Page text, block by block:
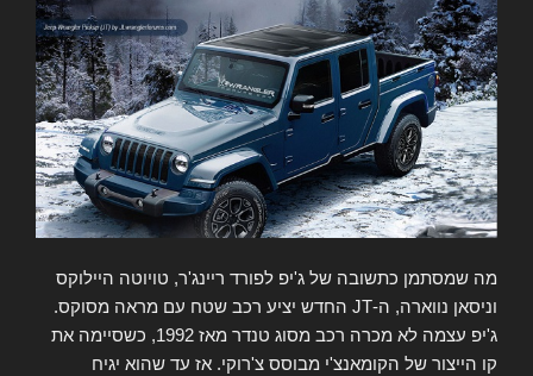
מה שמסתמן כתשובה של ג'יפ לפורד ריינג'ר, טויוטה היילוקס
וניסאן נווארה, ה-JT החדש יציע רכב שטח עם מראה מסוקס.
ג'יפ עצמה לא מכרה רכב מסוג טנדר מאז 1992, כשסיימה את
קו הייצור של הקומאנצ'י מבוסס צ'רוקי. אז עד שהוא יגיח